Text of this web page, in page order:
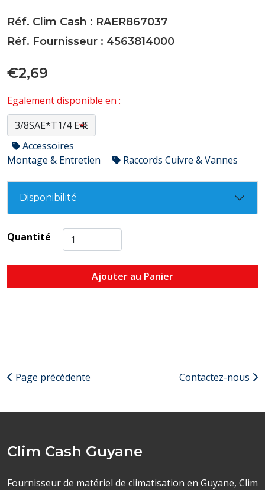
Réf. Clim Cash : RAER867037
Réf. Fournisseur : 4563814000
€2,69
Egalement disponible en :
Accessoires
Montage & Entretien
Raccords Cuivre & Vannes
Disponibilité
Quantité
Ajouter au Panier
Page précédente Contactez-nous
Clim Cash Guyane
Fournisseur de matériel de climatisation en Guyane, Clim